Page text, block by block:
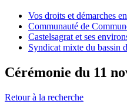
Vos droits et démarches
Communauté de
Castelsagrat et ses
Syndicat mixte du bassin
Cérémonie du 11
Retour à la recherche